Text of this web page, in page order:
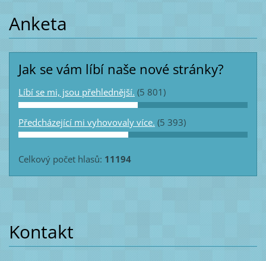
Anketa
Jak se vám líbí naše nové stránky?
Líbí se mi, jsou přehlednější. (5 801)
Předcházející mi vyhovovaly více. (5 393)
Celkový počet hlasů: 11194
Kontakt